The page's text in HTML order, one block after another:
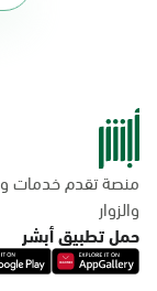
منصة تقدم خدمات
والزوار
حمل تطبيق أبشر